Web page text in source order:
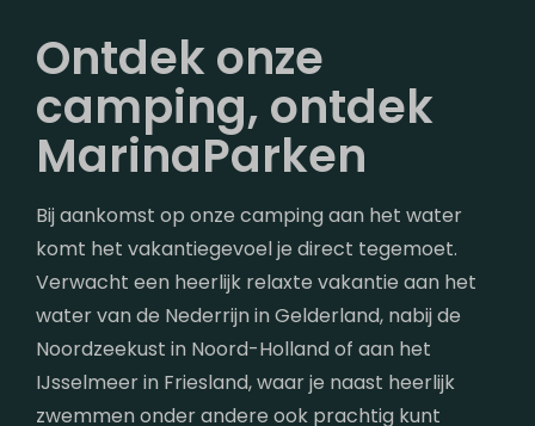
Ontdek onze
camping, ontdek
MarinaParken
Bij aankomst op onze camping aan het water
komt het vakantiegevoel je direct tegemoet.
Verwacht een heerlijk relaxte vakantie aan het
water van de Nederrijn in Gelderland, nabij de
Noordzeekust in Noord-Holland of aan het
IJsselmeer in Friesland, waar je naast heerlijk
zwemmen onder andere ook prachtig kunt